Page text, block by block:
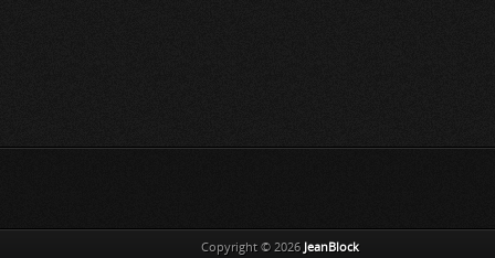
Copyright © 2026 JeanBlock